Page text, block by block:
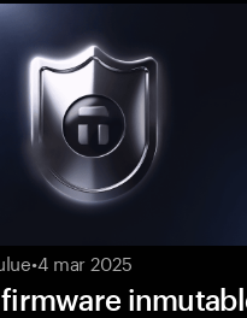
•4 mar 2025